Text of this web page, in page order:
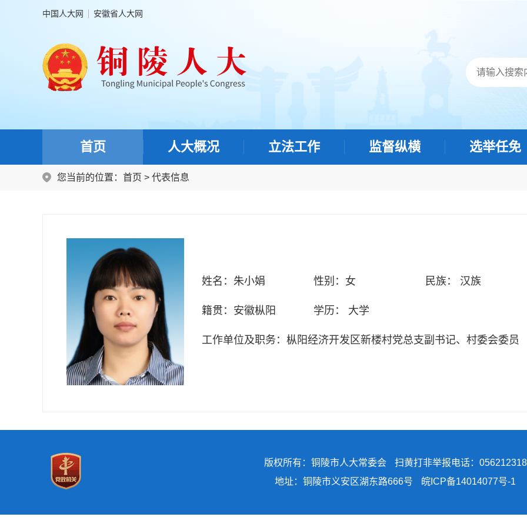
中国人大网 安徽省人大网
首页 人大概况 立法工作 监督纵横 选举任免
您当前的位置： 首页 > 代表信息
姓名： 朱小娟 性别： 女 民族： 汉族
籍贯： 安徽枞阳 学历： 大学
工作单位及职务： 枞阳经济开发区新楼村党总支副书记、村委会委员
版权所有：铜陵市人大常委会
扫黄打非举报电话：056212318
地址：铜陵市义安区湖东路666号
皖ICP备14014077号-1